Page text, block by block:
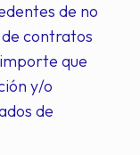
de no
contratos
que
y/o
de